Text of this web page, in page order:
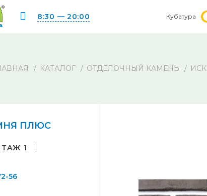
8:30 — 20:00 Кубатура
КАТАЛОГ ОТДЕЛОЧНЫЙ КАМЕНЬ
ПЛЮС
1
56